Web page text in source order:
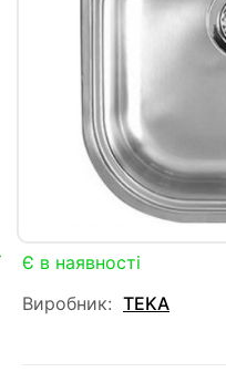
Є в наявності
Виробник: TEKA